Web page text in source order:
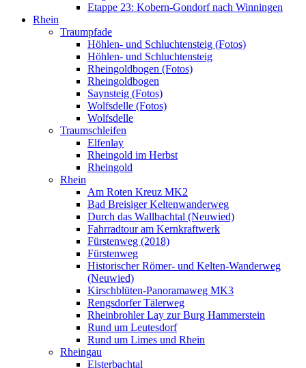
Etappe 23: Kobern-Gondorf nach Winningen
Rhein
Traumpfade
Höhlen- und Schluchtensteig (Fotos)
Höhlen- und Schluchtensteig
Rheingoldbogen (Fotos)
Rheingoldbogen
Saynsteig (Fotos)
Wolfsdelle (Fotos)
Wolfsdelle
Traumschleifen
Elfenlay
Rheingold im Herbst
Rheingold
Rhein
Am Roten Kreuz MK2
Bad Breisiger Keltenwanderweg
Durch das Wallbachtal (Neuwied)
Fahrradtour am Kernkraftwerk
Fürstenweg (2018)
Fürstenweg
Historischer Römer- und Kelten-Wanderweg
(Neuwied)
Kirschblüten-Panoramaweg MK3
Rengsdorfer Tälerweg
Rheinbrohler Lay zur Burg Hammerstein
Rund um Leutesdorf
Rund um Limes und Rhein
Rheingau
Elsterbachtal